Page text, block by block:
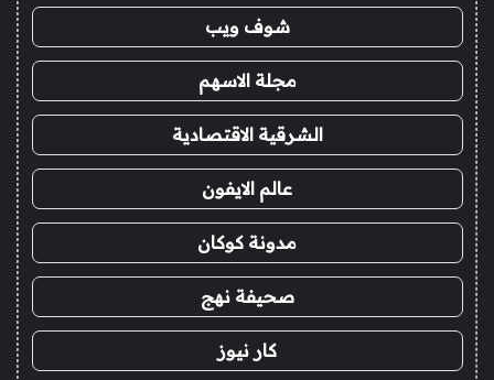
شوف ويب
مجلة الاسهم
الشرقية الاقتصادية
عالم الايفون
مدونة كوكان
صحيفة نهج
كار نيوز